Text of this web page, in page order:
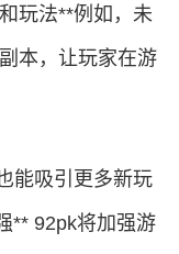
玩法**例如，未
本，让玩家在游
能吸引更多新玩
** 92pk将加强游